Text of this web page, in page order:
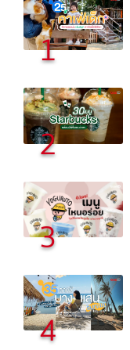
1
2
3
4